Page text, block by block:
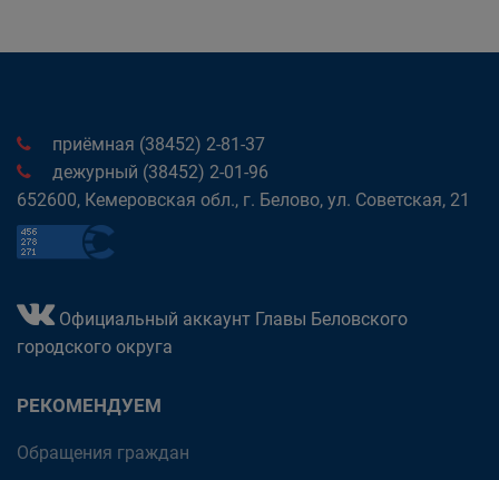
приёмная (38452) 2-81-37
дежурный (38452) 2-01-96
652600, Кемеровская обл., г. Белово, ул. Советская, 21
Официальный аккаунт Главы Беловского
городского округа
РЕКОМЕНДУЕМ
Обращения граждан